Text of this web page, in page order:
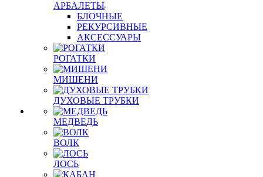
АРБАЛЕТЫ
БЛОЧНЫЕ
РЕКУРСИВНЫЕ
АКСЕССУАРЫ
РОГАТКИ
МИШЕНИ
ДУХОВЫЕ ТРУБКИ
МЕДВЕДЬ
ВОЛК
ЛОСЬ